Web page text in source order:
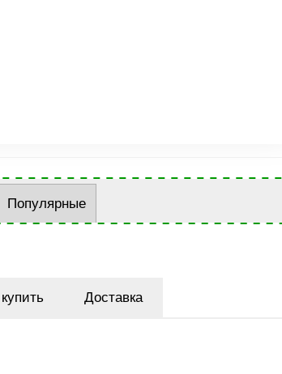
Популярные
Доставка